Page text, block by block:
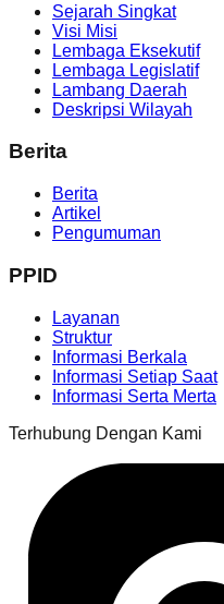
Sejarah Singkat
Visi Misi
Lembaga Eksekutif
Lembaga Legislatif
Lambang Daerah
Deskripsi Wilayah
Berita
Berita
Artikel
Pengumuman
PPID
Layanan
Struktur
Informasi Berkala
Informasi Setiap Saat
Informasi Serta Merta
Terhubung Dengan Kami